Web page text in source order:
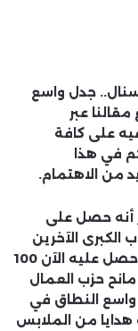
جدل واسع
عبر
على كافة
في هذا
من الاهتمام.
أنه حصل على
الكبرى الآخرين
في الآونة الأخيرة، حيث تجاوز إجمالي ما حصل عليه الآن 100
مانح حزب العمال
واسع النطاق في
هدايا من الملابس